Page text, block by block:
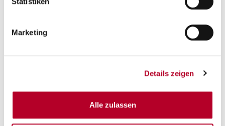
Marketing
Details zeigen
Alle zulassen